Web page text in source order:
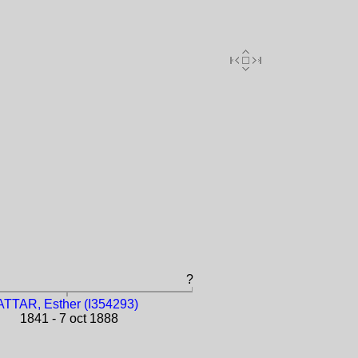
?
Esther (I354293)
1841 - 7 oct 1888